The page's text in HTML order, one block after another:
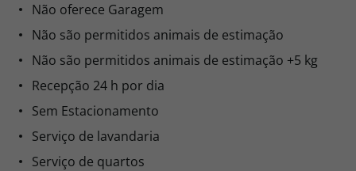
Não oferece Garagem
Não são permitidos animais de estimação
Não são permitidos animais de estimação +5 kg
Recepção 24 h por dia
Sem Estacionamento
Serviço de lavandaria
Serviço de quartos